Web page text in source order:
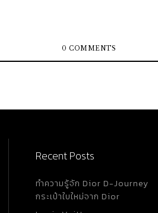
0 COMMENTS
Recent Posts
ทำความรู้จัก Dior D-Journey
กระเป๋าใบใหม่จาก Dior